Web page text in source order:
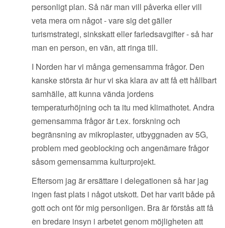
personligt plan. Så när man vill påverka eller vill
veta mera om något - vare sig det gäller
turismstrategi, sinkskatt eller farledsavgifter - så har
man en person, en vän, att ringa till.
I Norden har vi många gemensamma frågor. Den
kanske största är hur vi ska klara av att få ett hållbart
samhälle, att kunna vända jordens
temperaturhöjning och ta itu med klimathotet. Andra
gemensamma frågor är t.ex. forskning och
begränsning av mikroplaster, utbyggnaden av 5G,
problem med geoblocking och angenämare frågor
såsom gemensamma kulturprojekt.
Eftersom jag är ersättare i delegationen så har jag
ingen fast plats i något utskott. Det har varit både på
gott och ont för mig personligen. Bra är förstås att få
en bredare insyn i arbetet genom möjligheten att